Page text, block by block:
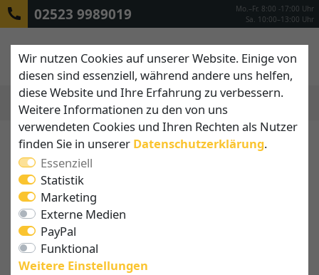
02523 9989019
Mo.–Fr. 8:00 -17:00 Uhr
Sa. 10:00–13:00 Uhr
Wir nutzen Cookies auf unserer Website. Einige von
diesen sind essenziell, während andere uns helfen,
diese Website und Ihre Erfahrung zu verbessern.
Weitere Informationen zu den von uns
verwendeten Cookies und Ihren Rechten als Nutzer
finden Sie in unserer Daten­schutz­erklärung.
Essenziell
Statistik
Marketing
Externe Medien
PayPal
Funktional
Weitere Einstellungen